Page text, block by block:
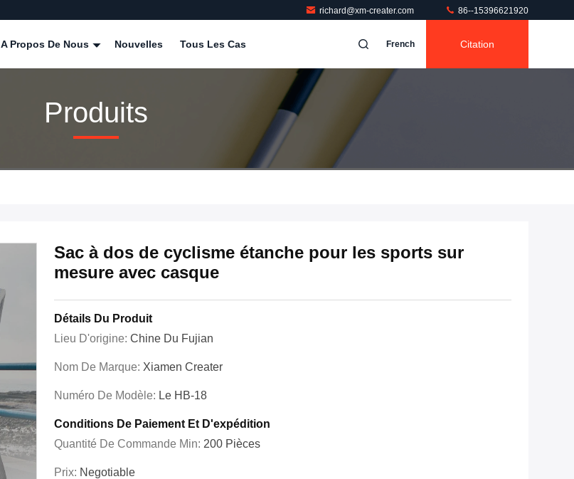
richard@xm-creater.com 86--15396621920
A Propos De Nous Nouvelles Tous Les Cas French Citation
Produits
Sac à dos de cyclisme étanche pour les sports sur
mesure avec casque
Détails Du Produit
Lieu D'origine: Chine Du Fujian
Nom De Marque: Xiamen Creater
Numéro De Modèle: Le HB-18
Conditions De Paiement Et D'expédition
Quantité De Commande Min: 200 Pièces
Prix: Negotiable